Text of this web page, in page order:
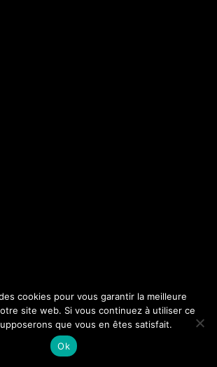
cookies pour vous garantir la meilleure
site web. Si vous continuez à utiliser ce
que vous en êtes satisfait.
Ok